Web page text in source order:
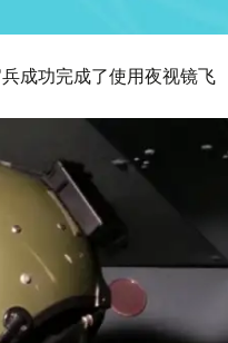
成功完成了使用夜视镜飞